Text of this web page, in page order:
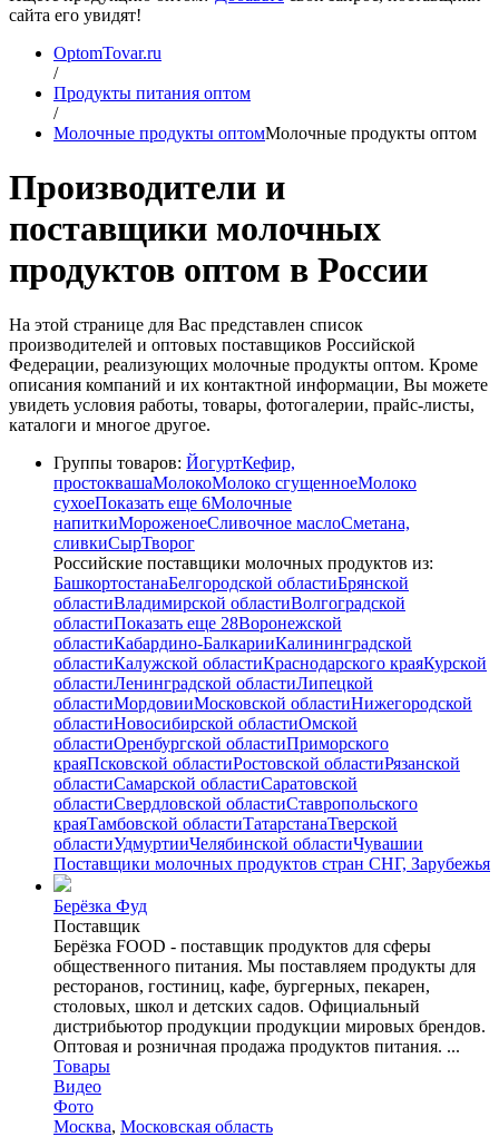
сайта его увидят!
OptomTovar.ru
/
Продукты питания оптом
/
Молочные продукты оптомМолочные продукты оптом
Производители и
поставщики молочных
продуктов оптом в России
На этой странице для Вас представлен список
производителей и оптовых поставщиков Российской
Федерации, реализующих молочные продукты оптом. Кроме
описания компаний и их контактной информации, Вы можете
увидеть условия работы, товары, фотогалерии, прайс-листы,
каталоги и многое другое.
Группы товаров: ЙогуртКефир,
простоквашаМолокоМолоко сгущенноеМолоко
сухоеПоказать еще 6Молочные
напиткиМороженоеСливочное маслоСметана,
сливкиСырТворог
Российские поставщики молочных продуктов из:
БашкортостанаБелгородской областиБрянской
областиВладимирской областиВолгоградской
областиПоказать еще 28Воронежской
областиКабардино-БалкарииКалининградской
областиКалужской областиКраснодарского краяКурской
областиЛенинградской областиЛипецкой
областиМордовииМосковской областиНижегородской
областиНовосибирской областиОмской
областиОренбургской областиПриморского
краяПсковской областиРостовской областиРязанской
областиСамарской областиСаратовской
областиСвердловской областиСтавропольского
краяТамбовской областиТатарстанаТверской
областиУдмуртииЧелябинской областиЧувашии
Поставщики молочных продуктов стран СНГ, Зарубежья
Берёзка Фуд
Поставщик
Берёзка FOOD - поставщик продуктов для сферы
общественного питания. Мы поставляем продукты для
ресторанов, гостиниц, кафе, бургерных, пекарен,
столовых, школ и детских садов. Официальный
дистрибьютор продукции продукции мировых брендов.
Оптовая и розничная продажа продуктов питания. ...
Товары
Видео
Фото
Москва, Московская область